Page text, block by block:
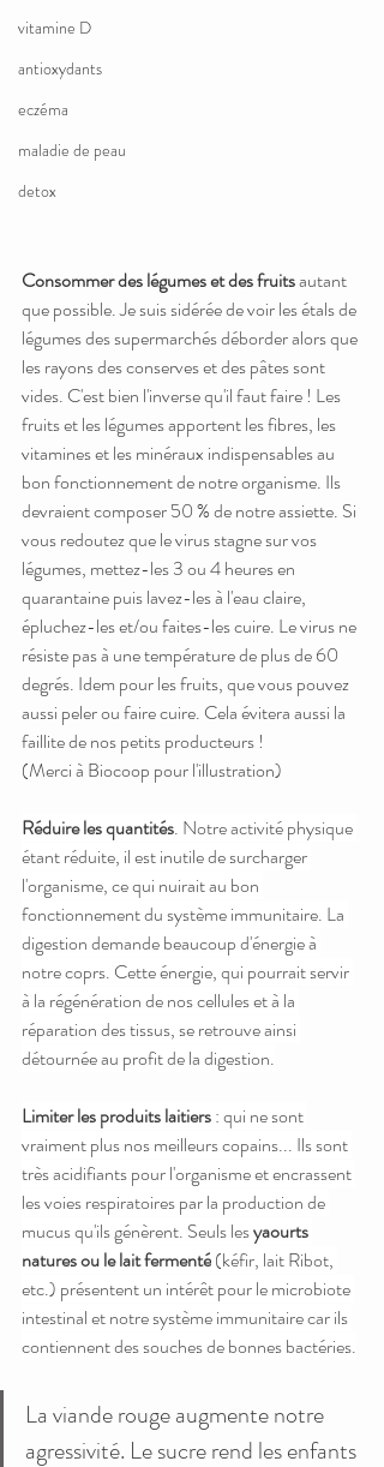
vitamine D
antioxydants
eczéma
maladie de peau
detox
Consommer des légumes et des fruits autant
que possible. Je suis sidérée de voir les étals de
légumes des supermarchés déborder alors que
les rayons des conserves et des pâtes sont
vides. C'est bien l'inverse qu'il faut faire ! Les
fruits et les légumes apportent les fibres, les
vitamines et les minéraux indispensables au
bon fonctionnement de notre organisme. Ils
devraient composer 50 % de notre assiette. Si
vous redoutez que le virus stagne sur vos
légumes, mettez-les 3 ou 4 heures en
quarantaine puis lavez-les à l'eau claire,
épluchez-les et/ou faites-les cuire. Le virus ne
résiste pas à une température de plus de 60
degrés. Idem pour les fruits, que vous pouvez
aussi peler ou faire cuire. Cela évitera aussi la
faillite de nos petits producteurs !
(Merci à Biocoop pour l'illustration)
Réduire les quantités. Notre activité physique
étant réduite, il est inutile de surcharger
l'organisme, ce qui nuirait au bon
fonctionnement du système immunitaire. La
digestion demande beaucoup d'énergie à
notre coprs. Cette énergie, qui pourrait servir
à la régénération de nos cellules et à la
réparation des tissus, se retrouve ainsi
détournée au profit de la digestion.
Limiter les produits laitiers : qui ne sont
vraiment plus nos meilleurs copains... Ils sont
très acidifiants pour l'organisme et encrassent
les voies respiratoires par la production de
mucus qu'ils génèrent. Seuls les yaourts
natures ou le lait fermenté (kéfir, lait Ribot,
etc.) présentent un intérêt pour le microbiote
intestinal et notre système immunitaire car ils
contiennent des souches de bonnes bactéries.
La viande rouge augmente notre
agressivité. Le sucre rend les enfants